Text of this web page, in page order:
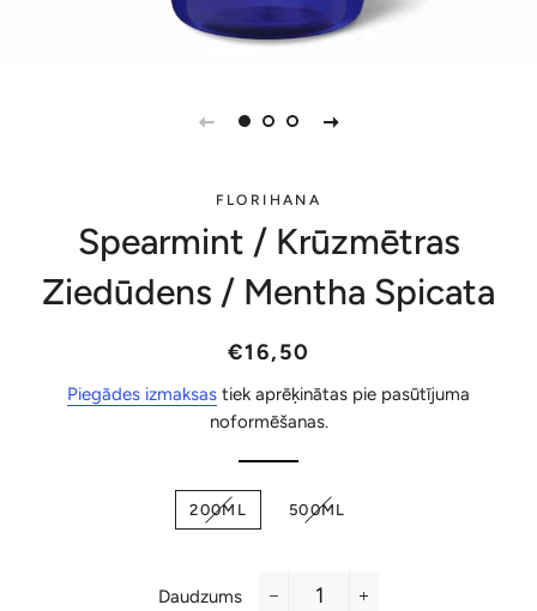
FLORIHANA
Spearmint / Krūzmētras
Ziedūdens / Mentha Spicata
Parastā
Akcijas
€16,50
Piegādes izmaksas tiek aprēķinātas pie pasūtījuma
noformēšanas.
200ML 500ML
Daudzums